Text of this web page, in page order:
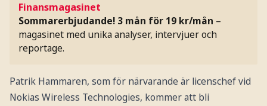
Finansmagasinet
Sommarerbjudande! 3 mån för 19 kr/mån –
magasinet med unika analyser, intervjuer och
reportage.
Patrik Hammaren, som för närvarande är licenschef vid
Nokias Wireless Technologies, kommer att bli